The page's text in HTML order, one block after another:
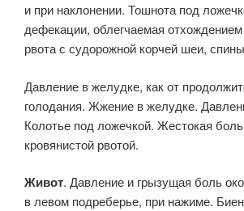
и при наклонении. Тошнота под
дефекации, облегчаемая отхождением
рвота с судорожной корчей шеи,
Давление в желудке, как от
голодания. Жжение в желудке.
Колотье под ложечкой. Жестокая
кровянистой рвотой.
Живот. Давление и грызущая боль
в левом подреберье, при нажиме.